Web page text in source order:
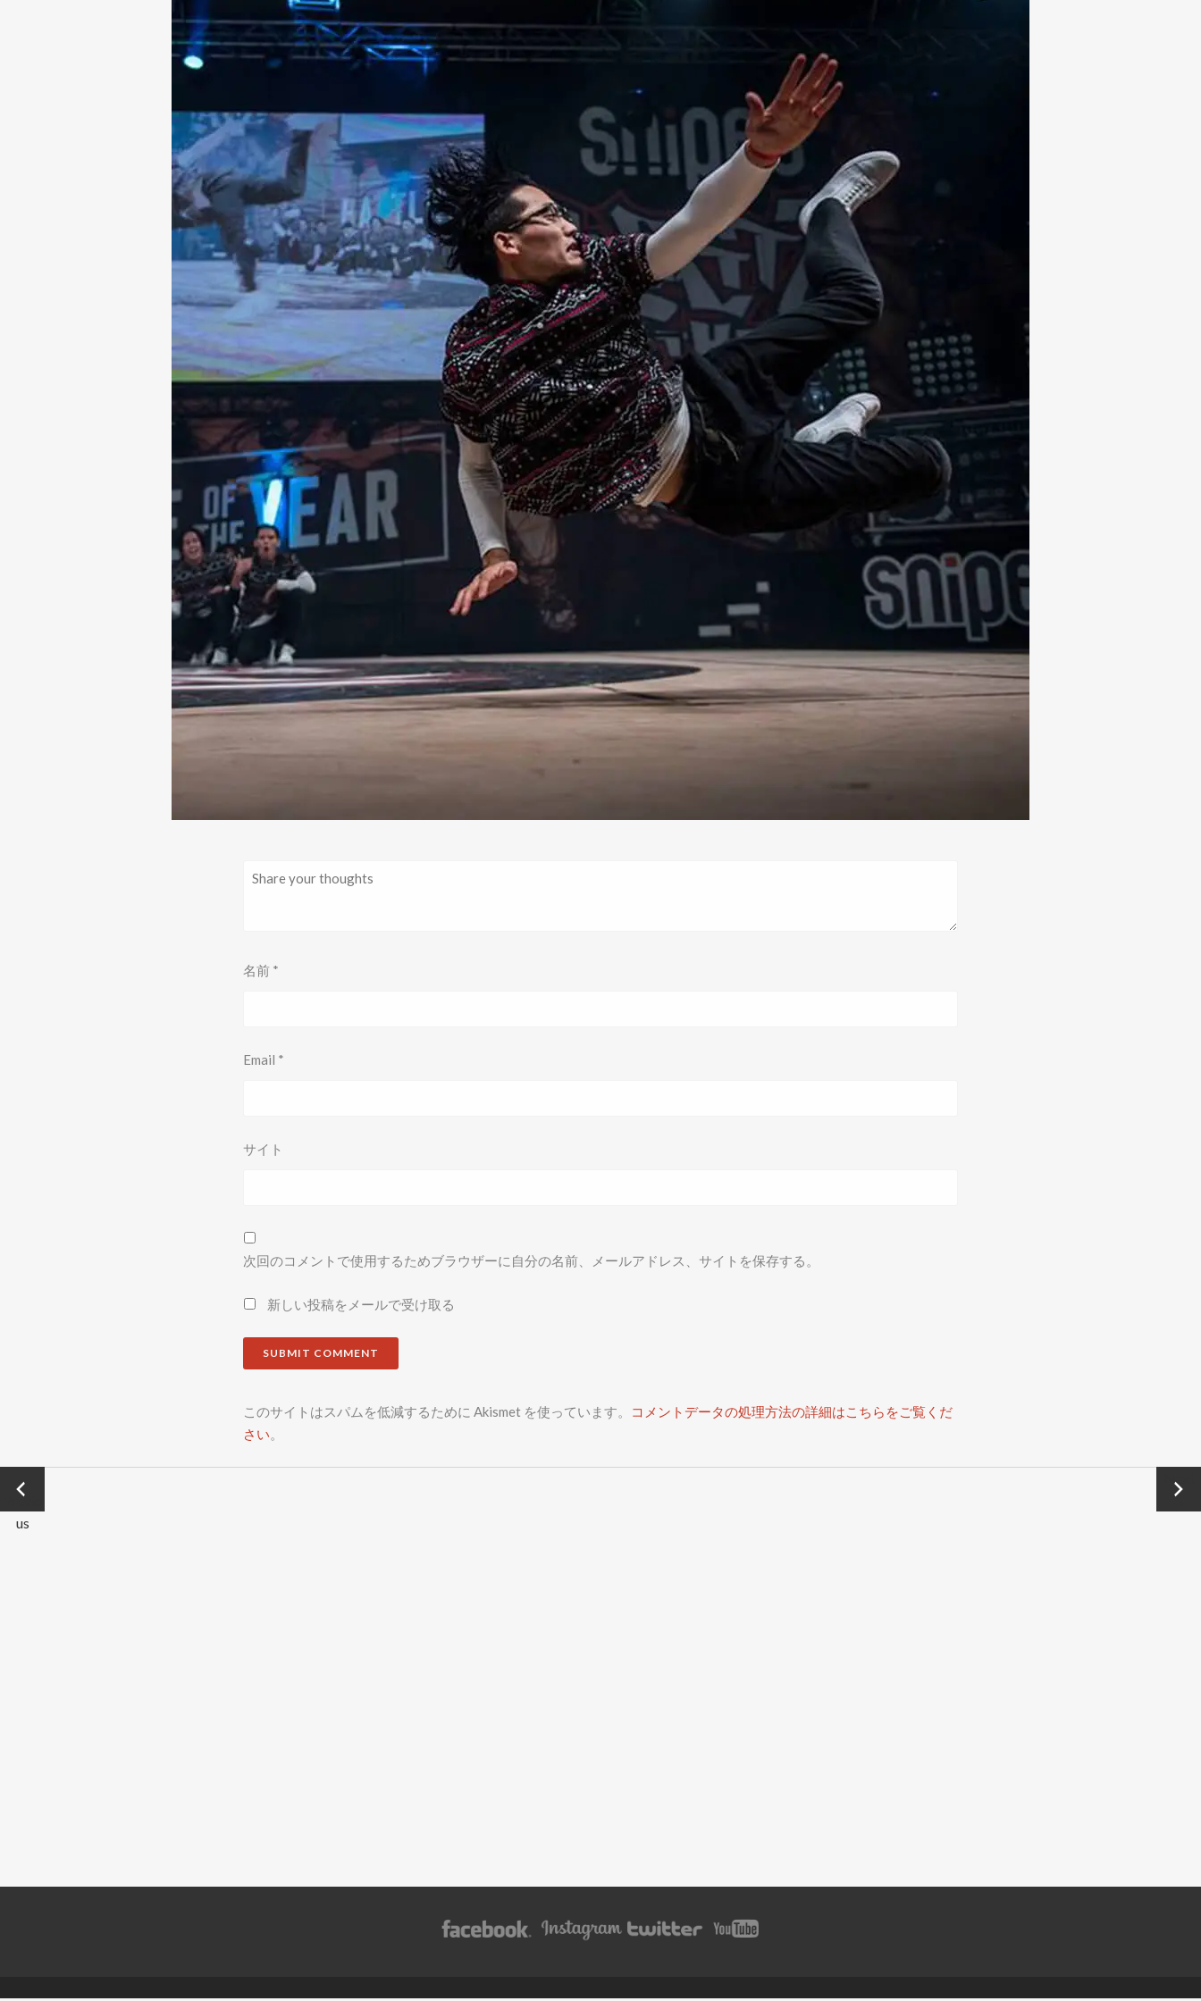
名前 *
Email *
サイト
次回のコメントで使用するためブラウザーに自分の名前、メールアドレス、サイトを保存する。
新しい投稿をメールで受け取る
このサイトはスパムを低減するために Akismet を使っています。
コメントデータの処理方法の詳細はこちらをご覧くだ
さい
Previo
us
→